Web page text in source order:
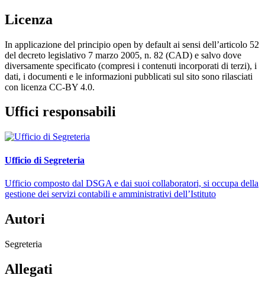
Licenza
In applicazione del principio open by default ai sensi dell’articolo 52
del decreto legislativo 7 marzo 2005, n. 82 (CAD) e salvo dove
diversamente specificato (compresi i contenuti incorporati di terzi), i
dati, i documenti e le informazioni pubblicati sul sito sono rilasciati
con licenza CC-BY 4.0.
Uffici responsabili
Ufficio di Segreteria
Ufficio composto dal DSGA e dai suoi collaboratori, si occupa della
gestione dei servizi contabili e amministrativi dell’Istituto
Autori
Segreteria
Allegati